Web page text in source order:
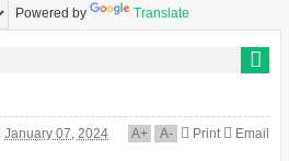
Powered by Translate
January 07, 2024 A+ A- Print Email